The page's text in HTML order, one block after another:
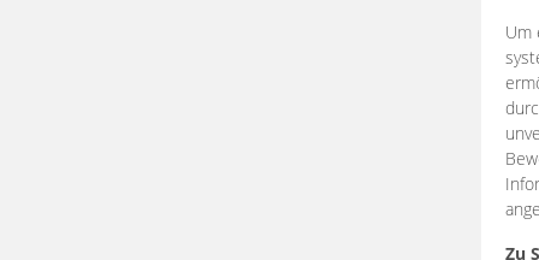
Um
Zu